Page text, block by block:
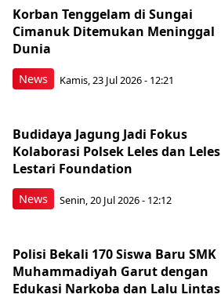
News
Korban Tenggelam di Sungai
Cimanuk Ditemukan Meninggal
Dunia
Kamis, 23 Jul 2026 - 12:21
News
Budidaya Jagung Jadi Fokus
Kolaborasi Polsek Leles dan Leles
Lestari Foundation
Senin, 20 Jul 2026 - 12:12
Polisi Bekali 170 Siswa Baru SMK
Muhammadiyah Garut dengan
Edukasi Narkoba dan Lalu Lintas